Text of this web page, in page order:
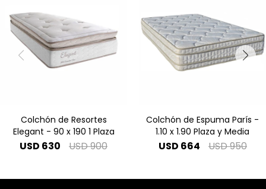
Colchón de Resortes
Elegant - 90 x 190 1 Plaza
USD 630 USD900
Colchón de Espuma París -
1.10 x 1.90 Plaza y Media
USD 664 USD950